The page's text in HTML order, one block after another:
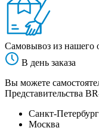
Самовывоз из нашего
В день заказа
Вы можете
Представительства
Санкт-Петербург
Москва